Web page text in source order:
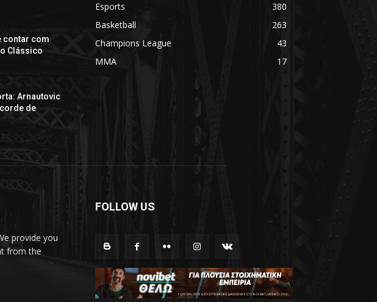
contar com
Clássico
Arnautovic
de
Esports
380
Basketball
263
Champions League
43
MMA
17
provide you
from the
FOLLOW US